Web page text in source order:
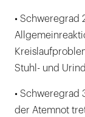
• Schweregrad
Stuhl- und
• Schweregrad
der Atemnot